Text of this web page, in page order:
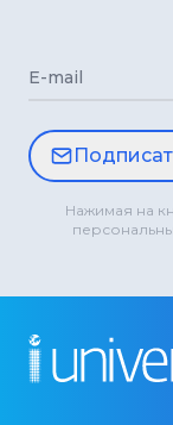
E-mail
Нажимая на